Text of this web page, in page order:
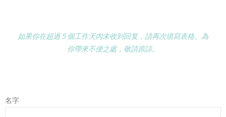
如果你在超過 5 個工作天內未收到回复，請再次填寫表格。為
你帶來不便之處，敬請原諒。
名字